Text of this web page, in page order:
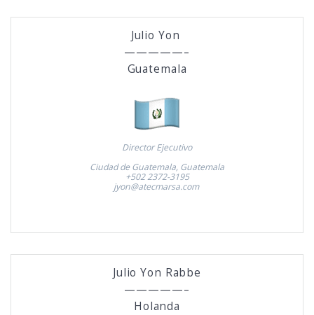
Julio Yon
—————–
Guatemala
Director Ejecutivo
Ciudad de Guatemala, Guatemala
+502 2372-3195
jyon@atecmarsa.com
Julio Yon Rabbe
—————–
Holanda